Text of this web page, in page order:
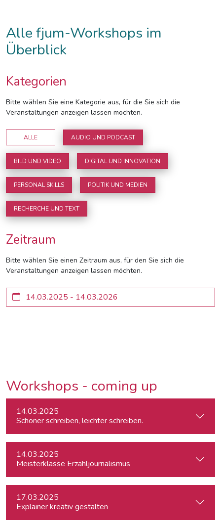
Alle fjum-Workshops im
Überblick
Kategorien
Bitte wählen Sie eine Kategorie aus, für die Sie sich die
Veranstaltungen anzeigen lassen möchten.
ALLE AUDIO UND PODCAST
BILD UND VIDEO DIGITAL UND INNOVATION
PERSONAL SKILLS POLITIK UND MEDIEN
RECHERCHE UND TEXT
Zeitraum
Bitte wählen Sie einen Zeitraum aus, für den Sie sich die
Veranstaltungen anzeigen lassen möchten.
Workshops - coming up
14.03.2025
Schöner schreiben, leichter schreiben.
14.03.2025
Meisterklasse Erzähljournalismus
17.03.2025
Explainer kreativ gestalten